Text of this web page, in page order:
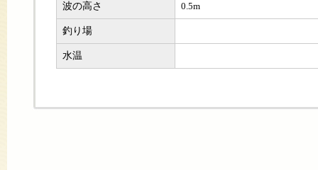
波の高さ 0.5m
釣り場
水温